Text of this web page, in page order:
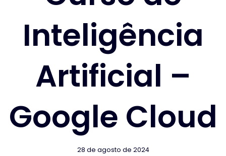
Inteligência
Artificial –
Google Cloud
28 de agosto de 2024